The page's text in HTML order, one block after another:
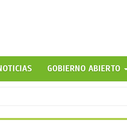
GOBIERNO ABIERTO